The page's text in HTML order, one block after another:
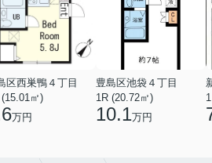
区西巣鴨４丁目
(15.01㎡)
万円
豊島区池袋４丁目
1R (20.72㎡)
10.1万円